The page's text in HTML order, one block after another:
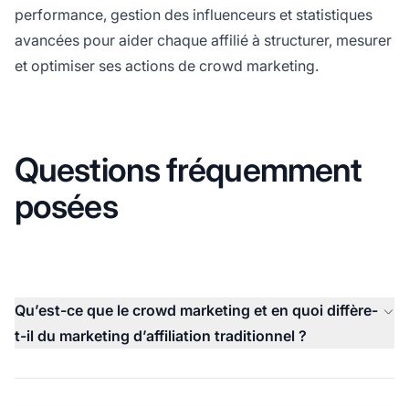
performance, gestion des influenceurs et statistiques
avancées pour aider chaque affilié à structurer, mesurer
et optimiser ses actions de crowd marketing.
Questions fréquemment
posées
Qu’est-ce que le crowd marketing et en quoi diffère-
t-il du marketing d’affiliation traditionnel ?